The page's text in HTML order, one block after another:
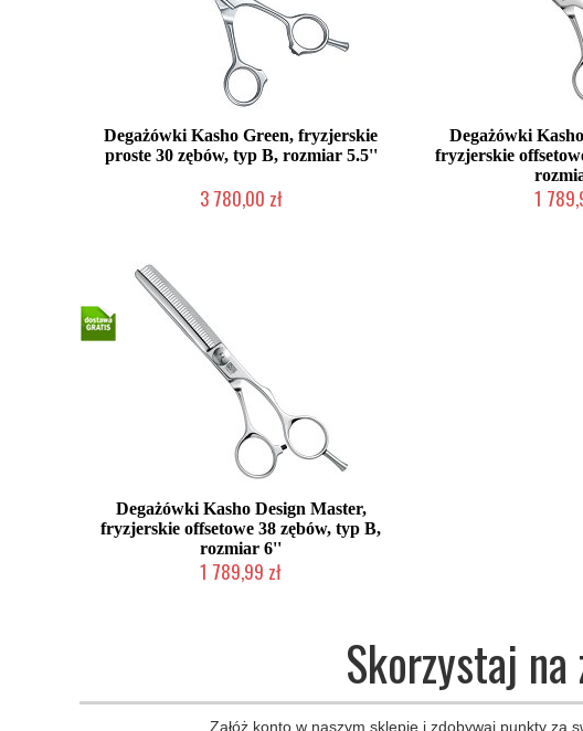
Degażówki Kasho Green, fryzjerskie
proste 30 zębów, typ B, rozmiar 5.5''
3 780,00 zł
Degażówki
fryzjerskie
1
Degażówki Kasho Design Master,
fryzjerskie offsetowe 38 zębów, typ B,
rozmiar 6''
1 789,99 zł
Skorzystaj
Załóż konto w naszym sklepie i zdobywaj punkty za